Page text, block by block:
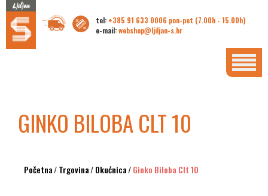
tel: +385 91 633 0006 pon-pet (7.00h - 15.00h)
e-mail:webshop@ljiljan-s.hr
GINKO BILOBA CLT 10
Početna/Trgovina/Okućnica/Ginko Biloba Clt 10